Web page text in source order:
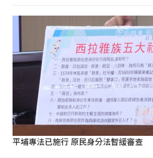
平埔專法已施行 原民身分法暫緩審查